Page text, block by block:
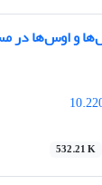
و اوس‌ها در
532.21 K